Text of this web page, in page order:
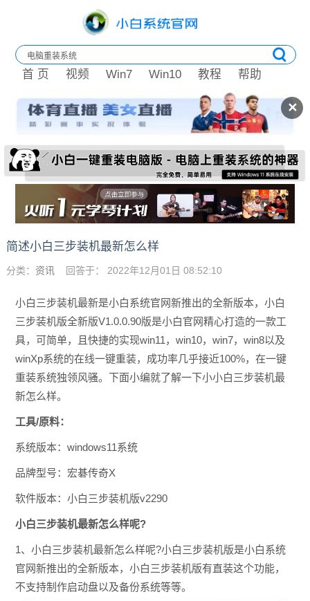
✕
首 页 视频 Win7 Win10 教程 帮助
简述小白三步装机最新怎么样
分类： 资讯 回答于： 2022年12月01日 08:52:10
小白三步装机最新是小白系统官网新推出的全新版本，小白
三步装机版全新版V1.0.0.90版是小白官网精心打造的一款工
具，可简单，且快捷的实现win11，win10，win7，win8以及
winXp系统的在线一键重装，成功率几乎接近100%，在一键
重装系统独领风骚。下面小编就了解一下小小白三步装机最
新怎么样。
工具/原料：
系统版本：windows11系统
品牌型号：宏碁传奇X
软件版本：小白三步装机版v2290
小白三步装机最新怎么样呢?
1、小白三步装机最新怎么样呢?小白三步装机版是小白系统
官网新推出的全新版本，小白三步装机版有直装这个功能，
不支持制作启动盘以及备份系统等等。